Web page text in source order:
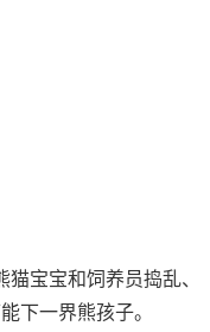
宝宝和饲养员捣乱、
下一界熊孩子。